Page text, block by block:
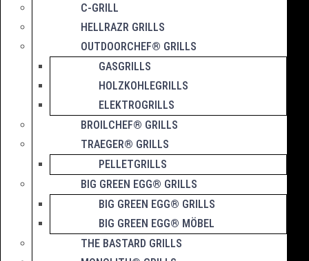
C-GRILL
HELLRAZR GRILLS
OUTDOORCHEF® GRILLS
GASGRILLS
HOLZKOHLEGRILLS
ELEKTROGRILLS
BROILCHEF® GRILLS
TRAEGER® GRILLS
PELLETGRILLS
BIG GREEN EGG® GRILLS
BIG GREEN EGG® GRILLS
BIG GREEN EGG® MÖBEL
THE BASTARD GRILLS